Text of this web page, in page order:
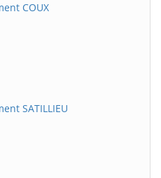
COUX
SATILLIEU